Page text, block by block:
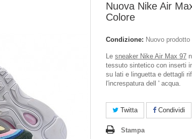
Nuova Nike Air
Colore
Condizione: Nuovo prodotto
Le sneaker Nike Air Max 97
tessuto sintetico con inserti
su lati e linguetta e dettagli
l'increspatura dell ' acqua.
Twitta Condividi
Stampa